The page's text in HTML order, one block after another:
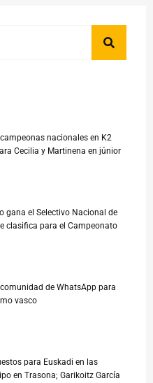
campeonas nacionales en K2
Cecilia y Martinena en júnior
gana el Selectivo Nacional de
clasifica para el Campeonato
comunidad de WhatsApp para
vasco
para Euskadi en las
en Trasona; Garikoitz García